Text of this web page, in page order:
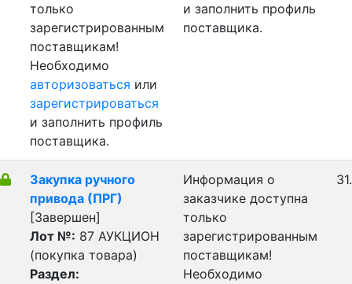
только
зарегистрированным
поставщикам!
Необходимо
авторизоваться или
зарегистрироваться
и заполнить профиль
поставщика.
и заполнить профиль
поставщика.
Закупка ручного
привода (ПРГ)
[Завершен]
Лот №: 87 АУКЦИОН
(покупка товара)
Раздел:
Информация о
заказчике доступна
только
зарегистрированным
поставщикам!
Необходимо